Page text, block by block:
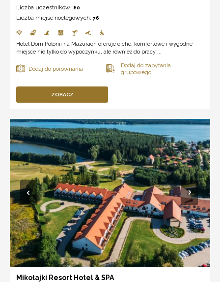
Liczba uczestników: 80
Liczba miejsc noclegowych: 76
Hotel Dom Polonii na Mazurach oferuje ciche, komfortowe i wygodne
miejsce nie tylko do wypoczynku, ale również do pracy ...
ZOBACZ
Mikołajki Resort Hotel & SPA